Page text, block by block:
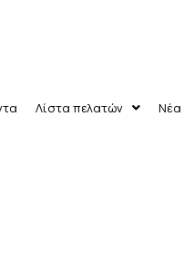
Λίστα πελατών Νέα